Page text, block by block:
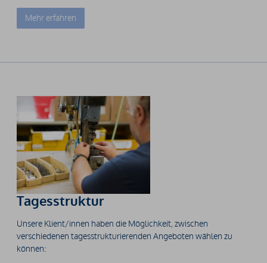
Mehr erfahren
Tagesstruktur
Unsere Klient/innen haben die Möglichkeit, zwischen
verschiedenen tagesstrukturierenden Angeboten wählen zu
können: